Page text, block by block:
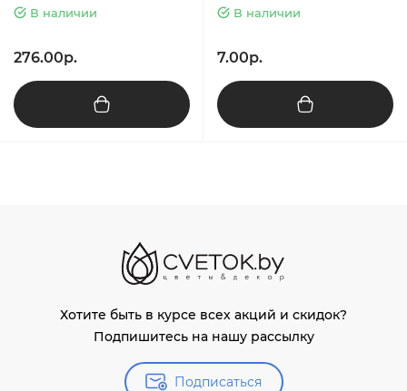
В наличии
276.00р.
В наличии
7.00р.
Хотите быть в курсе всех акций и скидок?
Подпишитесь на нашу рассылку
Подписаться